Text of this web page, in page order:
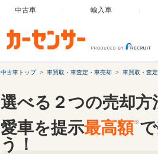
中古車 輸入車
中古車トップ
車買取・車査定・車売却 車買取・査
選べる２つの売却方
愛車を提示最高額※
う！